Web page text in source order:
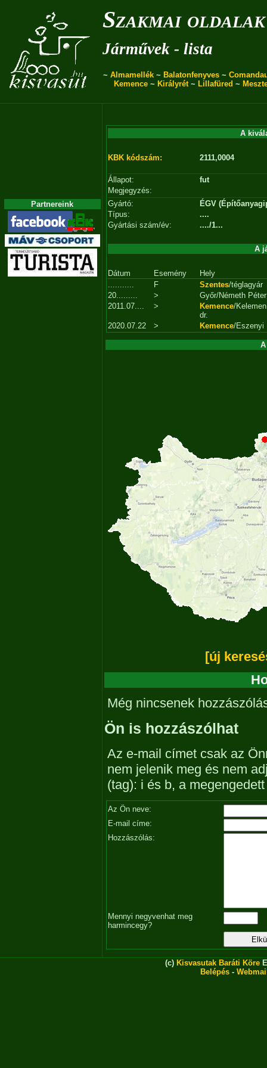
Szakmai oldalak
Járművek - lista
~ Almamellék ~ Balatonfenyves ~
Kemence ~ Királyrét~ Lillafüred ~
Partnereink
A
KBK kódszám: 2111,0004
Állapot:
fut
Megjegyzés:
Gyártó:
ÉGV
Típus:
....
Gyártási szám/év:
..../1...
A
Dátum Esemény
Hely
...........
F Szentes/téglagyár
20.........
>
Győr/Németh Péter
2011.07....
> Kemence/
dr.
2020.07.22
> Kemence/Eszenyi
[új
Még nincsenek
Ön is hozzászólhat
Az e-mail címet csak az
nem jelenik meg és nem
(tag): i és b, a
Az Ön neve:
E-mail címe:
Hozzászólás:
Mennyi negyvenhat meg
harmincegy?
(c) Kisvasutak Baráti Köre
Belépés -